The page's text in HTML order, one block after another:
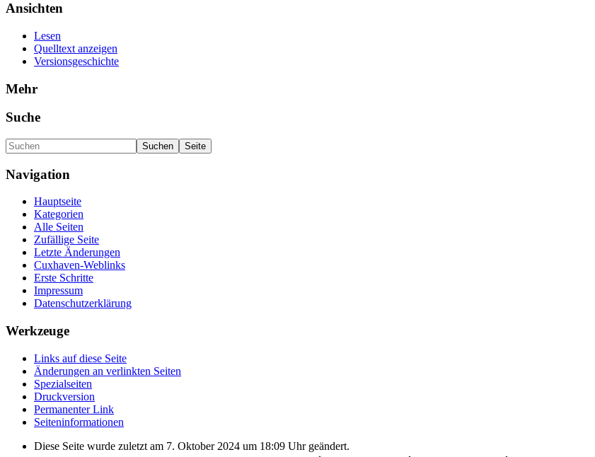
Ansichten
Lesen
Quelltext anzeigen
Versionsgeschichte
Mehr
Suche
Navigation
Hauptseite
Kategorien
Alle Seiten
Zufällige Seite
Letzte Änderungen
Cuxhaven-Weblinks
Erste Schritte
Impressum
Datenschutzerklärung
Werkzeuge
Links auf diese Seite
Änderungen an verlinkten Seiten
Spezialseiten
Druckversion
Permanenter Link
Seiten­informationen
Diese Seite wurde zuletzt am 7. Oktober 2024 um 18:09 Uhr geändert.